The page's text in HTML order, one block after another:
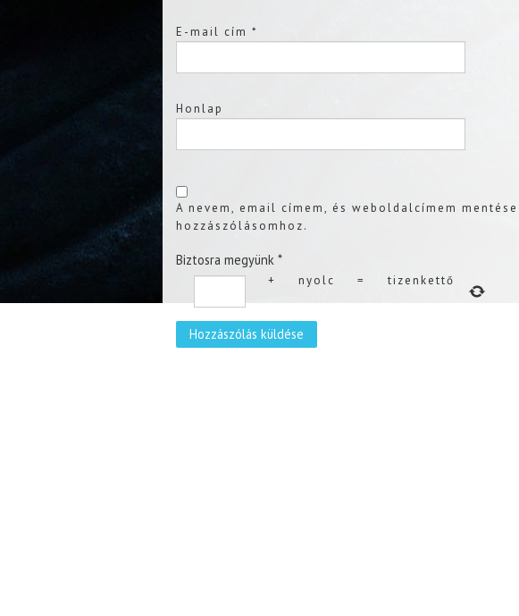
E-mail cím *
Honlap
A nevem, email címem, és weboldalcímem
hozzászólásomhoz.
Biztosra megyünk *
+ nyolc = tizenkettő